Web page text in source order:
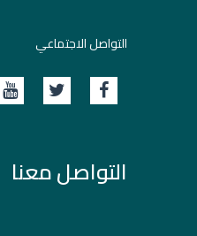
التواصل الاجتماعي
التواصل معنا